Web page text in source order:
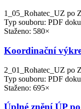
1_05_Rohatec_UZ po
Typ souboru: PDF
Staženo: 580×
Koordinační
2_01_Rohatec_UZ po
Typ souboru: PDF
Staženo: 695×